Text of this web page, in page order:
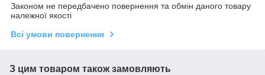
Законом не передбачено повернення та обмін даного товару
належної якості
Всі умови повернення
З цим товаром також замовляють